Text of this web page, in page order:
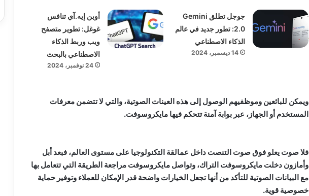
جوجل تطلق Gemini
2.0: تطور جديد في عالم
الذكاء الاصطناعي
14 ديسمبر، 2024
أوبن إيه.آي تنافس
غوغل: تطوير متصفح
ويب وربط الذكاء
الاصطناعي بالبحث
24 نوفمبر، 2024
ويمكن للبائعين وموظفيهم الوصول إلى هذه العينات الصوتية، والتي لا تتضمن معرفات
المستخدم أو الجهاز، عبر بوابة آمنة تتحكم فيها مايكروسوفت.
فلا صوت يعلو فوق صوت التنصت داخل عمالقة التكنولوجيا على مستوى العالم، فبعد أبل
وأمازون دخلت مايكروسوفت التراك، وتواصل مايكروسوفت مراجعة الطريقة التي تتعامل بها
مع البيانات الصوتية للتأكد من أنها تجعل الخيارات واضحة قدر الإمكان للعملاء وتوفير حماية
خصوصية قوية.